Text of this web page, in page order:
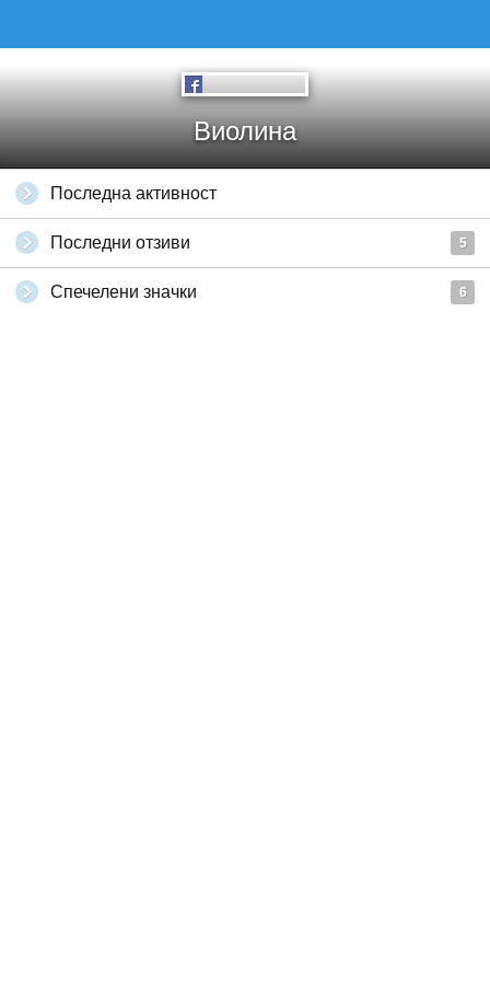
Виолина
Последна активност
Последни отзиви 5
Спечелени значки 6